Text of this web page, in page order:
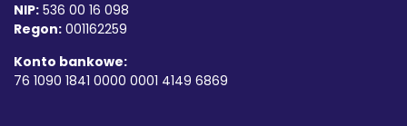
NIP: 536 00 16 098
Regon: 001162259
Konto bankowe:
76 1090 1841 0000 0001 4149 6869